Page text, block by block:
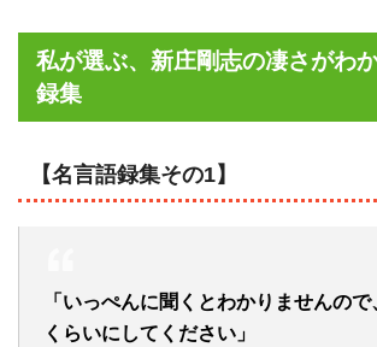
私が選ぶ、新庄剛志の凄さがわ
録集
【名言語録集その1】
「いっぺんに聞くとわかりませんの
くらいにしてください」